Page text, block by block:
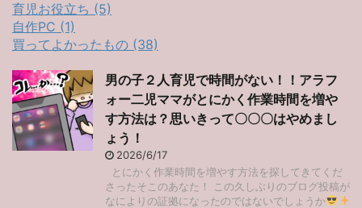
育児お役立ち (5)
自作PC (1)
買ってよかったもの (38)
男の子２人育児で時間がない！！アラフ
ォー二児ママがとにかく作業時間を増や
す方法は？思いきって〇〇〇はやめまし
ょう！
2026/6/17
とにかく作業時間を増やす方法を探してきてくだ
さったそこのあなた！ この久しぶりのブログ投稿が
なによりの証拠になったのではないでしょうか